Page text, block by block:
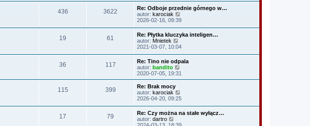
t
y
p
t
n
o
w
s
p
o
s
t
l
n
n
o
w
i
e
t
l
n
j
n
o
w
z
o
s
t
436 3622
Re: Odboje przednie górnego w…
autor: karociak
y
w
i
e
t
l
n
j
n
s
p
o
2026-02-16, 09:39
19 61
Re: Płytka kluczyka inteligen…
autor: Mnietek
y
i
e
t
a
j
n
o
s
2021-03-07, 10:04
36 117
Re: Tino nie odpala
autor: bandito
y
ś
e
n
2020-07-05, 19:31
115 399
Re: Brak mocy
autor: karociak
y
i
e
2026-04-20, 09:25
17 79
Re: Czy można na stałe wyłącz…
autor: dartro
y
2024-03-13, 18:39